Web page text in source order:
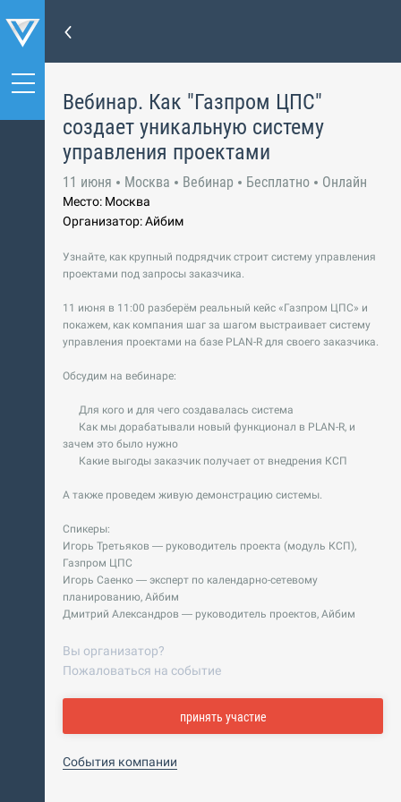
Вебинар. Как "Газпром ЦПС"
создает уникальную систему
управления проектами
11 июня Москва Вебинар Бесплатно Онлайн
Место: Москва
Организатор: Айбим
Узнайте, как крупный подрядчик строит систему управления
проектами под запросы заказчика.
11 июня в 11:00 разберём реальный кейс «Газпром ЦПС» и
покажем, как компания шаг за шагом выстраивает систему
управления проектами на базе PLAN-R для своего заказчика.
Обсудим на вебинаре:
Для кого и для чего создавалась система
Как мы дорабатывали новый функционал в PLAN-R, и
зачем это было нужно
Какие выгоды заказчик получает от внедрения КСП
А также проведем живую демонстрацию системы.
Спикеры:
Игорь Третьяков — руководитель проекта (модуль КСП),
Газпром ЦПС
Игорь Саенко — эксперт по календарно-сетевому
планированию, Айбим
Дмитрий Александров — руководитель проектов, Айбим
Вы организатор?
Пожаловаться на событие
принять участие
События компании